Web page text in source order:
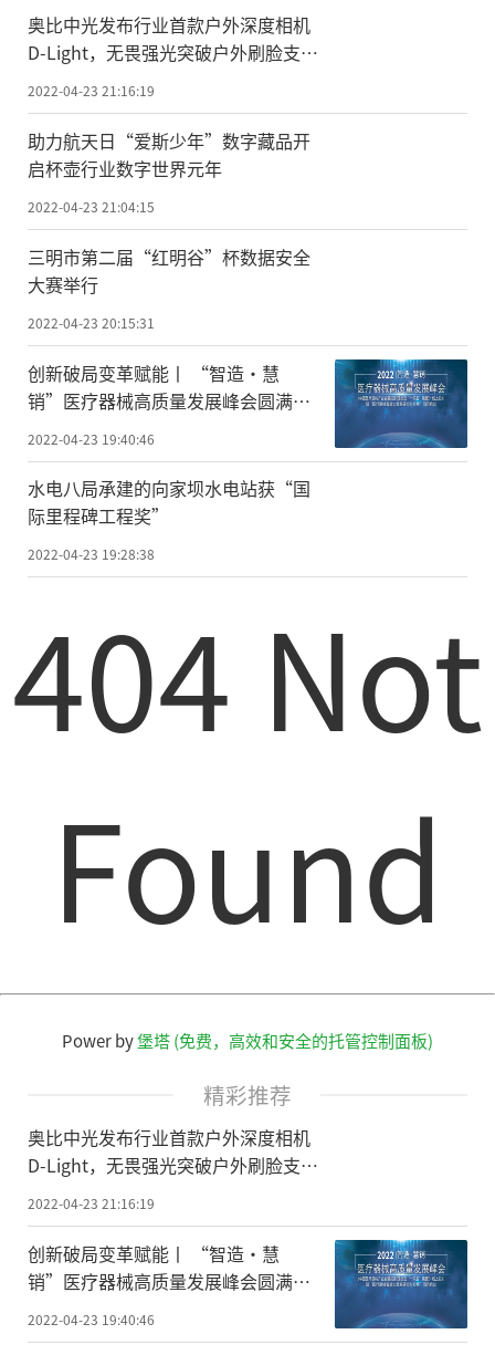
奥比中光发布行业首款户外深度相机
D-Light，无畏强光突破户外刷脸支付
场景瓶颈
2022-04-23 21:16:19
助力航天日“爱斯少年”数字藏品开
启杯壶行业数字世界元年
2022-04-23 21:04:15
三明市第二届“红明谷”杯数据安全
大赛举行
2022-04-23 20:15:31
创新破局变革赋能丨 “智造·慧
销”医疗器械高质量发展峰会圆满召
2022-04-23 19:40:46
水电八局承建的向家坝水电站获“国
际里程碑工程奖”
2022-04-23 19:28:38
404 Not
Found
Power by堡塔 (免费，高效和安全的托管控制面板)
精彩推荐
奥比中光发布行业首款户外深度相机
D-Light，无畏强光突破户外刷脸支付
场景瓶颈
2022-04-23 21:16:19
创新破局变革赋能丨 “智造·慧
销”医疗器械高质量发展峰会圆满召
开
2022-04-23 19:40:46